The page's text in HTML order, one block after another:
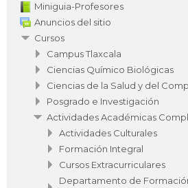
Miniguia-Profesores
Anuncios del sitio
Cursos
Campus Tlaxcala
Ciencias Químico Biológicas
Ciencias de la Salud y del
Posgrado e Investigación
Actividades Académicas
Actividades Culturales
Formación Integral
Cursos Extracurriculares
Departamento de